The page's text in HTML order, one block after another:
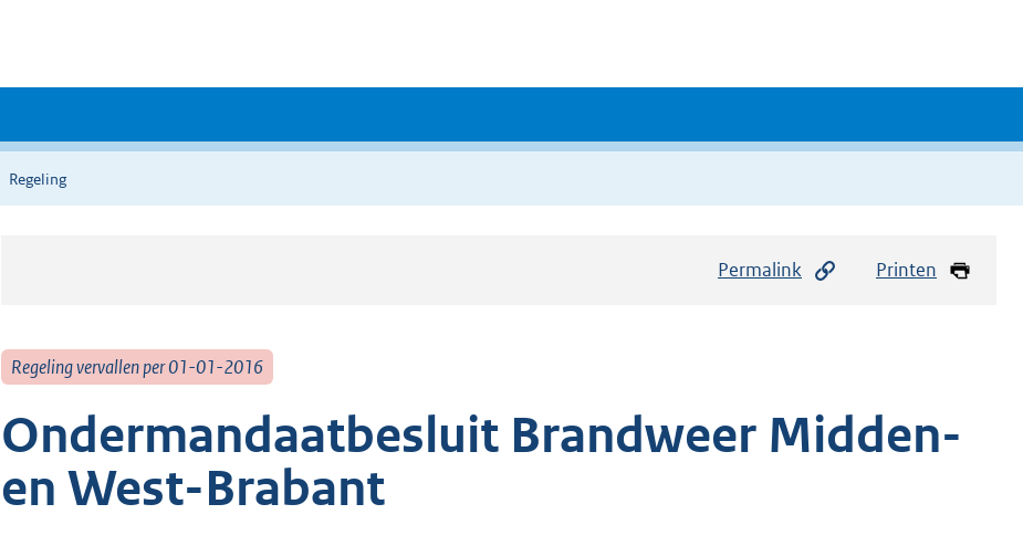
Regeling
Permalink Printen
Regeling vervallen per 01-01-2016
Ondermandaatbesluit Brandweer Midden-
en West-Brabant